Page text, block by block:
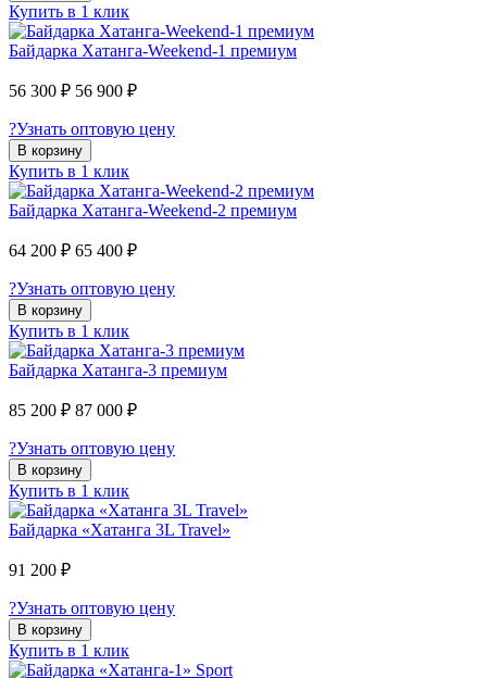
Купить в 1 клик
Байдарка Хатанга-Weekend-1 премиум
56 300 ₽ 56 900 ₽
?Узнать оптовую цену
В корзину
Купить в 1 клик
Байдарка Хатанга-Weekend-2 премиум
64 200 ₽ 65 400 ₽
?Узнать оптовую цену
В корзину
Купить в 1 клик
Байдарка Хатанга-3 премиум
85 200 ₽ 87 000 ₽
?Узнать оптовую цену
В корзину
Купить в 1 клик
Байдарка «Хатанга 3L Travel»
91 200 ₽
?Узнать оптовую цену
В корзину
Купить в 1 клик